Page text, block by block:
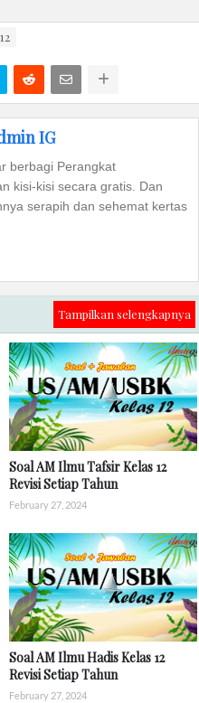
IG
berbagi Perangkat
kisi-kisi secara gratis. Dan
serapih dan sehemat kertas
Tampilkan selengkapnya
Soal AM Ilmu Tafsir Kelas 12
Revisi Setiap Tahun
February 27, 2024
Soal AM Ilmu Hadis Kelas 12
Revisi Setiap Tahun
February 27, 2024